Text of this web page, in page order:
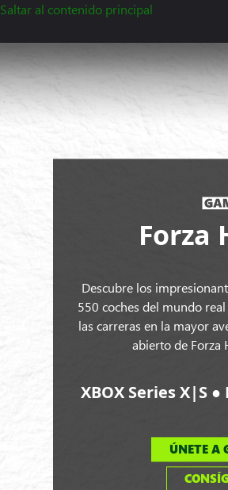
Saltar al contenido principal
Horizon
6,
Forza
Descubre los
550 coches del mundo
las carreras en la mayor
abierto de Forza
XBOX Series X|S ●
ÚNETE A